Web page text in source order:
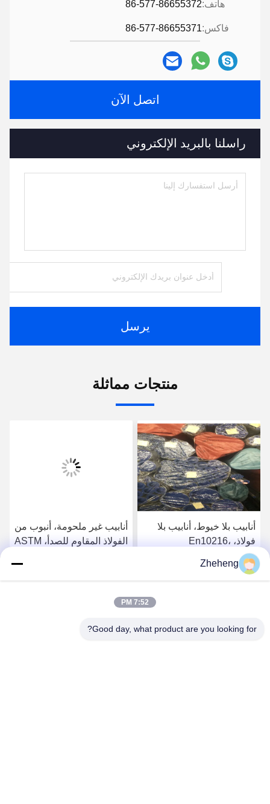
هاتف:86-577-86655372
فاكس:86-577-86655371
اتصل الآن
راسلنا بالبريد الإلكتروني
يرسل
منتجات مماثلة
أنابيب بلا خيوط، أنابيب بلا
فولاذ، En10216،
SS304/316L، Od 88.9mm،
Sch40، أنابيب الغلاية
احصل على افضل سعر
أنابيب غير ملحومة، أنبوب من
الفولاذ المقاوم للصدأ، ASTM
الزمني 40، أنابيب الغلاياتاحصل على افضل سعر
Zheheng
7:52 PM
Good day, what product are you looking for?